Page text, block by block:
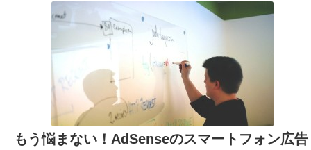
もう悩まない！AdSenseのスマートフォン広告